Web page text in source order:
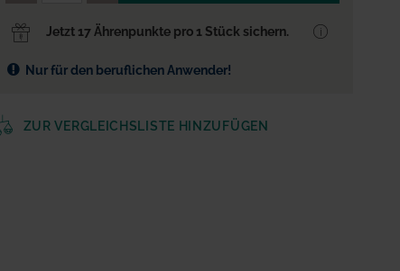
Jetzt 17 Ährenpunkte pro 1 Stück sichern.
Nur für den beruflichen Anwender!
ZUR VERGLEICHSLISTE HINZUFÜGEN